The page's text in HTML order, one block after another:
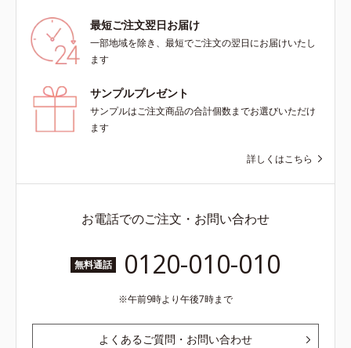
最短ご注文翌日お届け
一部地域を除き、最短でご注文の翌日にお届けいたし
ます
サンプルプレゼント
サンプルはご注文商品の合計個数までお選びいただけ
ます
詳しくはこちら
お電話でのご注文・お問い合わせ
無料通話 0120-010-010
午前9時より午後7時まで
よくあるご質問・お問い合わせ